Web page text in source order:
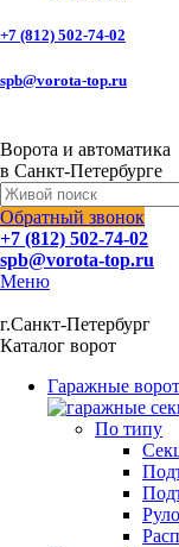
+7 (812) 502-74-02
spb@vorota-top.ru
Ворота и автоматика
в Санкт-Петербурге
Обратный звонок
+7 (812) 502-74-02
spb@vorota-top.ru
Меню
г.Санкт-Петербург
Каталог ворот
Гаражные
По типу